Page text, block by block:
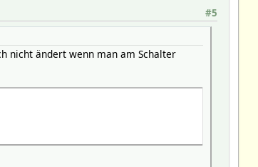
#5
nicht ändert wenn man am Schalter